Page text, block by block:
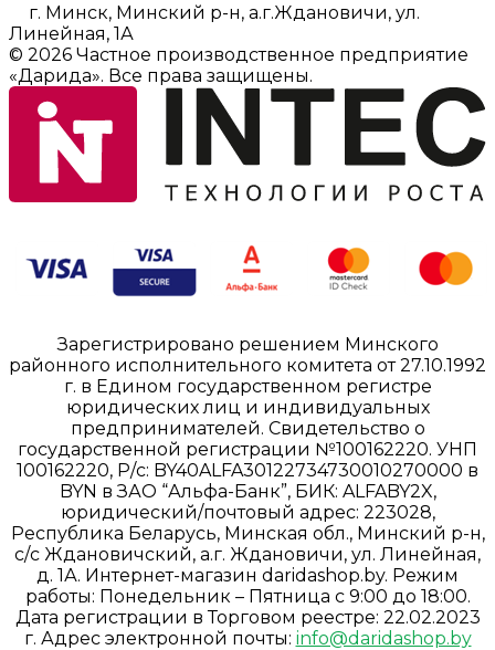
г. Минск, Минский р-н, а.г.Ждановичи, ул.
Линейная, 1А
© 2026 Частное производственное предприятие
«Дарида». Все права защищены.
Зарегистрировано решением Минского
районного исполнительного комитета от 27.10.1992
г. в Едином государственном регистре
юридических лиц и индивидуальных
предпринимателей. Свидетельство о
государственной регистрации №100162220. УНП
100162220, Р/с: BY40ALFA30122734730010270000 в
BYN в ЗАО “Альфа-Банк”, БИК: ALFABY2X,
юридический/почтовый адрес: 223028,
Республика Беларусь, Минская обл., Минский р-н,
с/с Ждановичский, а.г. Ждановичи, ул. Линейная,
д. 1А. Интернет-магазин daridashop.by. Режим
работы: Понедельник – Пятница с 9:00 до 18:00.
Дата регистрации в Торговом реестре: 22.02.2023
г. Адрес электронной почты: info@daridashop.by